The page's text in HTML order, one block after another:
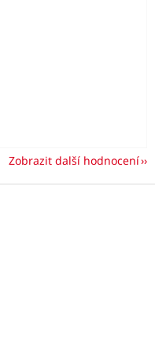
5 z 5 hvězdiček.
5 z 5 hvězdiček.
Zobrazit další hodnocení